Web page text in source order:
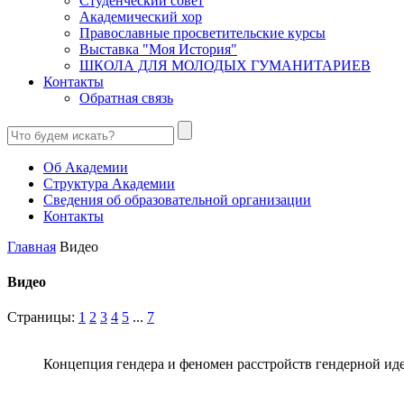
Академический хор
Православные просветительские курсы
Выставка "Моя История"
ШКОЛА ДЛЯ МОЛОДЫХ ГУМАНИТАРИЕВ
Контакты
Обратная связь
Об Академии
Структура Академии
Сведения об образовательной организации
Контакты
Главная Видео
Видео
Страницы: 1 2 3 4 5 ... 7
Концепция гендера и феномен расстройств гендерной